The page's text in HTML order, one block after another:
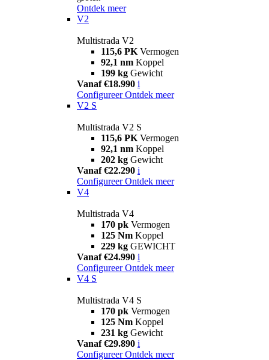
Ontdek meer
V2
Multistrada V2
115,6 PK Vermogen
92,1 nm Koppel
199 kg Gewicht
Vanaf €18.990 i
Configureer Ontdek meer
V2 S
Multistrada V2 S
115,6 PK Vermogen
92,1 nm Koppel
202 kg Gewicht
Vanaf €22.290 i
Configureer Ontdek meer
V4
Multistrada V4
170 pk Vermogen
125 Nm Koppel
229 kg GEWICHT
Vanaf €24.990 i
Configureer Ontdek meer
V4 S
Multistrada V4 S
170 pk Vermogen
125 Nm Koppel
231 kg Gewicht
Vanaf €29.890 i
Configureer Ontdek meer